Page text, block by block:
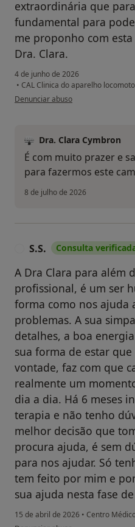
extraordinária que
fundamental para
me proponho com
Dra. Clara.
4 de junho de 2026
• CAL Clinica do aparelho
na opinião do utilizador Lourdes
Denunciar abuso
Dra. Clara Cymbron
É com muito prazer e
para fazermos este
8 de julho de 2026
S.S. Consulta
A Dra Clara para além
profissional, é um ser
forma como nos ajuda
problemas. A sua
detalhes, a boa
sua forma de estar
vontade, faz com que
realmente um
dia a dia. Há 6 meses
terapia e não tenho
melhor decisão que
procura ajuda, é sem
para nos ajudar. Só
tem feito por mim e
sua ajuda nesta fase
15 de abril de 2026 • Centro
na opinião do utilizador S.S.